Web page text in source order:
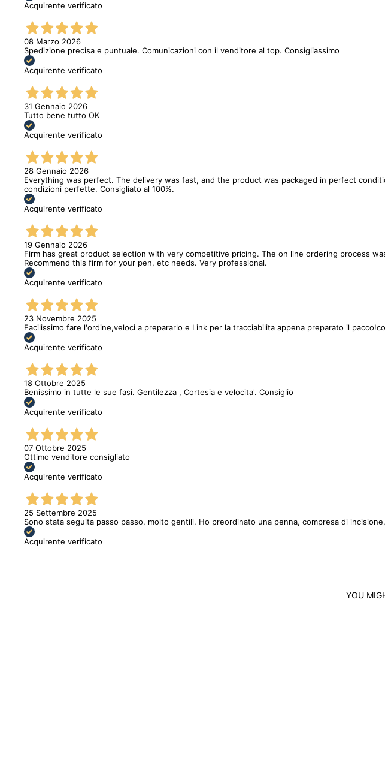
Acquirente verificato
08 Marzo 2026
Spedizione precisa e puntuale. Comunicazioni con il venditore al top. Consigliassimo
Acquirente verificato
31 Gennaio 2026
Tutto bene tutto OK
Acquirente verificato
28 Gennaio 2026
Everything was perfect. The delivery was fast, and the product was packaged in perfect
condizioni perfette. Consigliato al 100%.
Acquirente verificato
19 Gennaio 2026
Firm has great product selection with very competitive pricing. The on line ordering process
Recommend this firm for your pen, etc needs. Very professional.
Acquirente verificato
23 Novembre 2025
Facilissimo fare l'ordine,veloci a prepararlo e Link per la tracciabilita appena preparato il
Acquirente verificato
18 Ottobre 2025
Benissimo in tutte le sue fasi. Gentilezza , Cortesia e velocita'. Consiglio
Acquirente verificato
07 Ottobre 2025
Ottimo venditore consigliato
Acquirente verificato
25 Settembre 2025
Sono stata seguita passo passo, molto gentili. Ho preordinato una penna, compresa di
Acquirente verificato
YOU